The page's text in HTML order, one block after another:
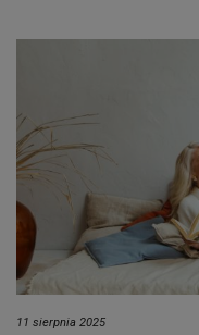
11 sierpnia 2025